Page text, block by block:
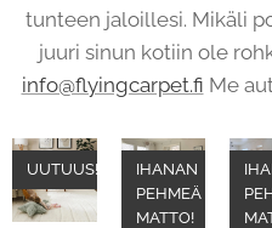
tunteen jaloillesi. Mikäli
juuri sinun kotiin ole
info@flyingcarpet.fi Me
UUTUUS!
IHANAN
PEHMEÄ
MATTO!